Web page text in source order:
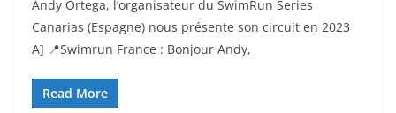
Andy Ortega, l’organisateur du SwimRun Series
Canarias (Espagne) nous présente son circuit en 2023
A] 📍Swimrun France : Bonjour Andy,
Read More